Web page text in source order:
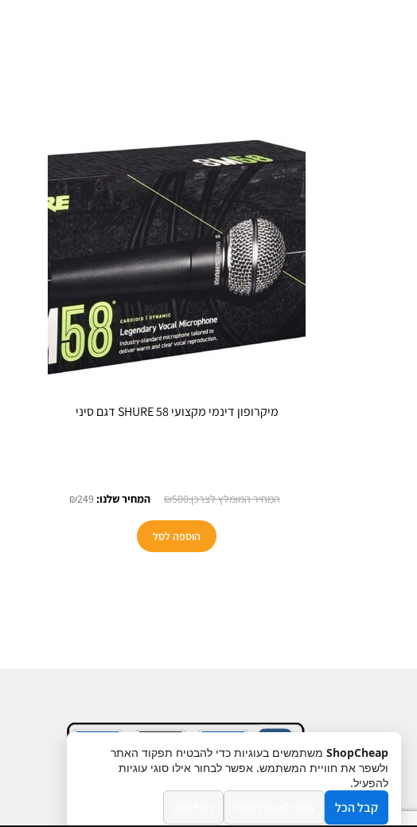
מיקרופון דינמי מקצועי SHURE 58 דגם סיני
₪500
המחיר
היה:
₪500.
₪249 המחיר
הוספה לסל
ShopCheap משתמשים בעוגיות כדי להבטיח תפקוד האתר
ולשפר את חוויית המשתמש. אפשר לבחור אילו סוגי עוגיות
להפעיל.
קבל הכל